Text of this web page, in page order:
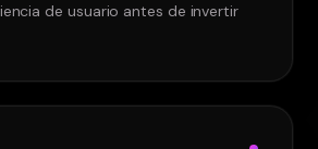
de usuario antes de invertir